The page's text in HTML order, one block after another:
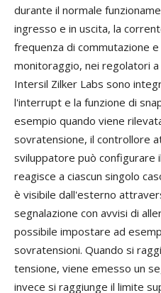
durante il normale
ingresso e in uscita, la
frequenza di commutazione
monitoraggio, nei regolatori
Intersil Zilker Labs sono
l'interrupt e la funzione di
esempio quando viene
sovratensione, il controllore
sviluppatore può configurare
reagisce a ciascun singolo
è visibile dall'esterno
segnalazione con avvisi di
possibile impostare ad
sovratensioni. Quando si
tensione, viene emesso un
invece si raggiunge il limite